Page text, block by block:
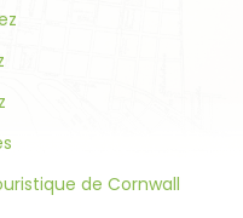
de Cornwall